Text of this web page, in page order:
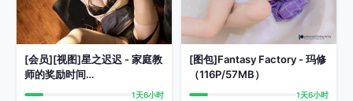
[会员][视图]星之迟迟 - 家庭教
师的奖励时间
1天6小时
[图包]Fantasy Factory - 玛修
（116P/57MB）
1天6小时